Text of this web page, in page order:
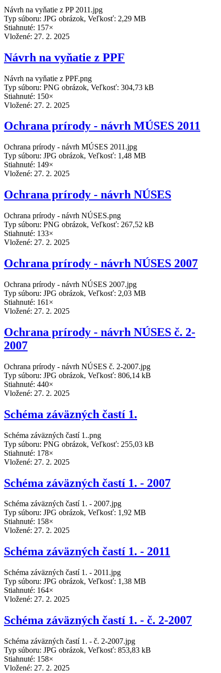
Návrh na vyňatie z PP 2011.jpg
Typ súboru: JPG obrázok, Veľkosť: 2,29 MB
Stiahnuté: 157×
Vložené: 27. 2. 2025
Návrh na vyňatie z PPF
Návrh na vyňatie z PPF.png
Typ súboru: PNG obrázok, Veľkosť: 304,73 kB
Stiahnuté: 150×
Vložené: 27. 2. 2025
Ochrana prírody - návrh MÚSES 2011
Ochrana prírody - návrh MÚSES 2011.jpg
Typ súboru: JPG obrázok, Veľkosť: 1,48 MB
Stiahnuté: 149×
Vložené: 27. 2. 2025
Ochrana prírody - návrh NÚSES
Ochrana prírody - návrh NÚSES.png
Typ súboru: PNG obrázok, Veľkosť: 267,52 kB
Stiahnuté: 133×
Vložené: 27. 2. 2025
Ochrana prírody - návrh NÚSES 2007
Ochrana prírody - návrh NÚSES 2007.jpg
Typ súboru: JPG obrázok, Veľkosť: 2,03 MB
Stiahnuté: 161×
Vložené: 27. 2. 2025
Ochrana prírody - návrh NÚSES č. 2-
2007
Ochrana prírody - návrh NÚSES č. 2-2007.jpg
Typ súboru: JPG obrázok, Veľkosť: 806,14 kB
Stiahnuté: 440×
Vložené: 27. 2. 2025
Schéma záväzných častí 1.
Schéma záväzných častí 1..png
Typ súboru: PNG obrázok, Veľkosť: 255,03 kB
Stiahnuté: 178×
Vložené: 27. 2. 2025
Schéma záväzných častí 1. - 2007
Schéma záväzných častí 1. - 2007.jpg
Typ súboru: JPG obrázok, Veľkosť: 1,92 MB
Stiahnuté: 158×
Vložené: 27. 2. 2025
Schéma záväzných častí 1. - 2011
Schéma záväzných častí 1. - 2011.jpg
Typ súboru: JPG obrázok, Veľkosť: 1,38 MB
Stiahnuté: 164×
Vložené: 27. 2. 2025
Schéma záväzných častí 1. - č. 2-2007
Schéma záväzných častí 1. - č. 2-2007.jpg
Typ súboru: JPG obrázok, Veľkosť: 853,83 kB
Stiahnuté: 158×
Vložené: 27. 2. 2025